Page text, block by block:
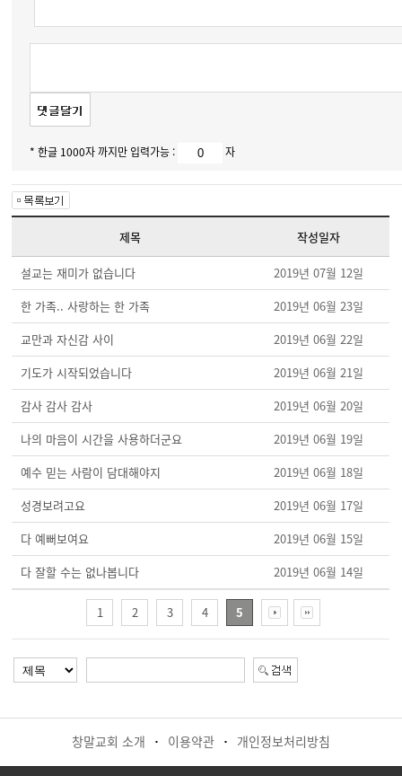
* 한글 1000자 까지만 입력가능 : 자
제목 작성일자
설교는 재미가 없습니다
2019년 07월 12일
한 가족.. 사랑하는 한 가족
2019년 06월 23일
교만과 자신감 사이
2019년 06월 22일
기도가 시작되었습니다
2019년 06월 21일
감사 감사 감사
2019년 06월 20일
나의 마음이 시간을 사용하더군요
2019년 06월 19일
예수 믿는 사람이 담대해야지
2019년 06월 18일
성경보려고요
2019년 06월 17일
다 예뻐보여요
2019년 06월 15일
다 잘할 수는 없나봅니다
2019년 06월 14일
1 2 3 4 5
창말교회 소개 · 이용약관 · 개인정보처리방침